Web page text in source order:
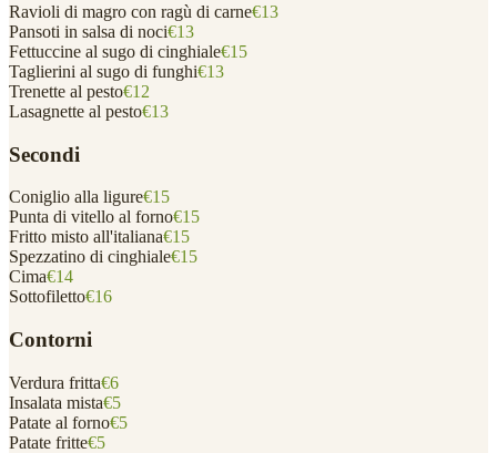
Ravioli di magro con ragù di carne€13
Pansoti in salsa di noci€13
Fettuccine al sugo di cinghiale€15
Taglierini al sugo di funghi€13
Trenette al pesto€12
Lasagnette al pesto€13
Secondi
Coniglio alla ligure€15
Punta di vitello al forno€15
Fritto misto all'italiana€15
Spezzatino di cinghiale€15
Cima€14
Sottofiletto€16
Contorni
Verdura fritta€6
Insalata mista€5
Patate al forno€5
Patate fritte€5